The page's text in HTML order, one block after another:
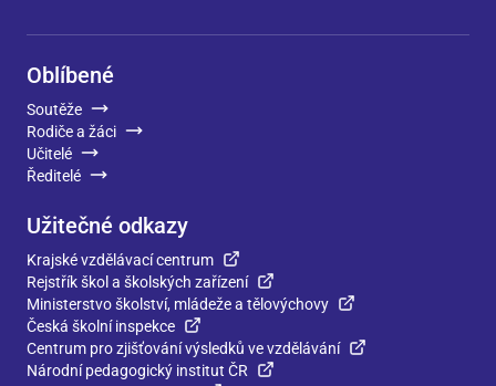
Oblíbené
Soutěže
Rodiče a žáci
Učitelé
Ředitelé
Užitečné odkazy
Krajské vzdělávací centrum
Rejstřík škol a školských zařízení
Ministerstvo školství, mládeže a tělovýchovy
Česká školní inspekce
Centrum pro zjišťování výsledků ve vzdělávání
Národní pedagogický institut ČR